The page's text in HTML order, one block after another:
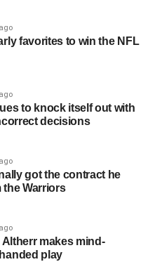
favorites to win the NFL
to knock itself out with
decisions
got the contract he
the Warriors
Altherr makes mind-
play